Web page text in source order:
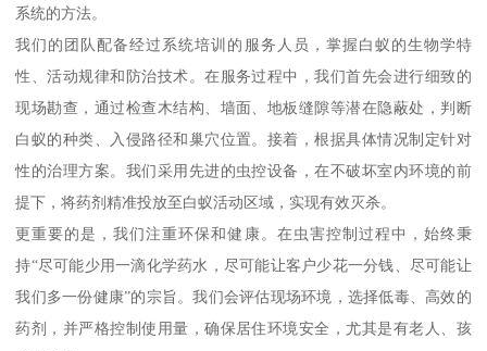
系统的方法。
我们的团队配备经过系统培训的服务人员，掌握白蚁的生物学特
性、活动规律和防治技术。在服务过程中，我们首先会进行细致的
现场勘查，通过检查木结构、墙面、地板缝隙等潜在隐蔽处，判断
白蚁的种类、入侵路径和巢穴位置。接着，根据具体情况制定针对
性的治理方案。我们采用先进的虫控设备，在不破坏室内环境的前
提下，将药剂精准投放至白蚁活动区域，实现有效灭杀。
更重要的是，我们注重环保和健康。在虫害控制过程中，始终秉
持“尽可能少用一滴化学药水，尽可能让客户少花一分钱、尽可能让
我们多一份健康”的宗旨。我们会评估现场环境，选择低毒、高效的
药剂，并严格控制使用量，确保居住环境安全，尤其是有老人、孩